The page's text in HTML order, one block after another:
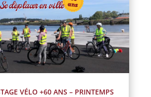
VÉLO +60 ANS – PRINTEMPS